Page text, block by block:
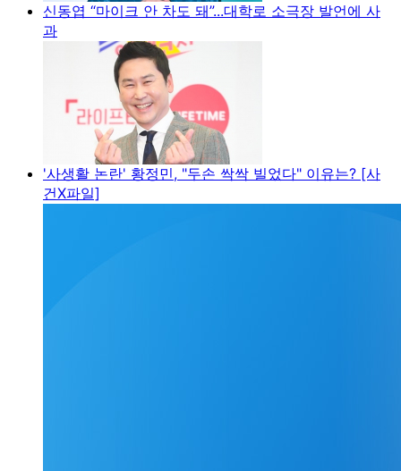
신동엽 “마이크 안 차도 돼”...대학로 소극장 발언에 사
과
'사생활 논란' 황정민, "두손 싹싹 빌었다" 이유는? [사
건X파일]